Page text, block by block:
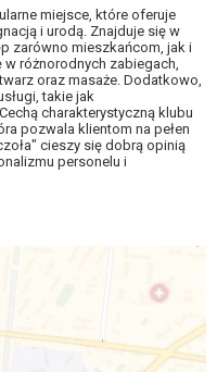
miejsce, które oferuje
i urodą. Znajduje się w
zarówno mieszkańcom, jak i
różnorodnych zabiegach,
oraz masaże. Dodatkowo,
takie jak
charakterystyczną klubu
pozwala klientom na pełen
cieszy się dobrą opinią
personelu i